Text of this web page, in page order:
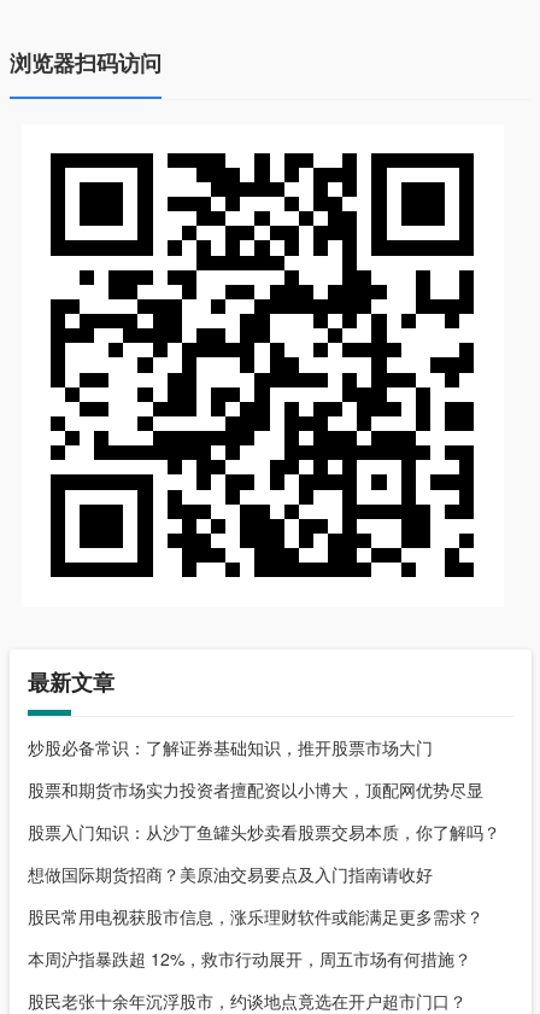
浏览器扫码访问
最新文章
炒股必备常识：了解证券基础知识，推开股票市场大门
股票和期货市场实力投资者擅配资以小博大，顶配网优势尽显
股票入门知识：从沙丁鱼罐头炒卖看股票交易本质，你了解吗？
想做国际期货招商？美原油交易要点及入门指南请收好
股民常用电视获股市信息，涨乐理财软件或能满足更多需求？
本周沪指暴跌超 12%，救市行动展开，周五市场有何措施？
股民老张十余年沉浮股市，约谈地点竟选在开户超市门口？